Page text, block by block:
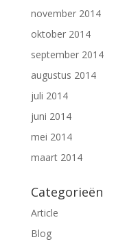
november 2014
oktober 2014
september 2014
augustus 2014
juli 2014
juni 2014
mei 2014
maart 2014
Categorieën
Article
Blog